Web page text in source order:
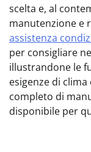
scelta e, al
manutenzione e
assistenza
per consigliare
illustrandone le
esigenze di
completo di
disponibile per